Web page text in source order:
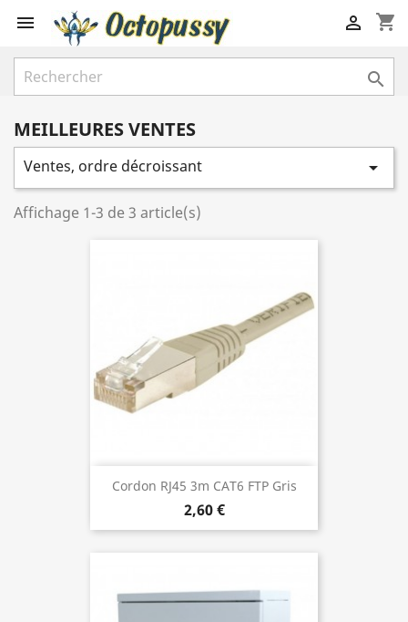
 shopping_cart


MEILLEURES VENTES
Ventes, ordre décroissant 
Affichage 1-3 de 3 article(s)
Cordon RJ45 3m CAT6 FTP Gris
2,60 €